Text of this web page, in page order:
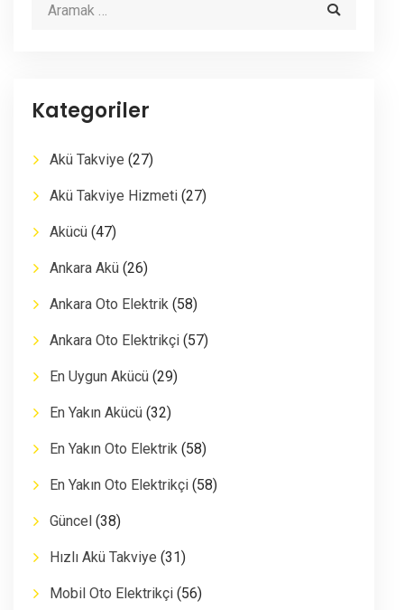
Kategoriler
Akü Takviye (27)
Akü Takviye Hizmeti (27)
Akücü (47)
Ankara Akü (26)
Ankara Oto Elektrik (58)
Ankara Oto Elektrikçi (57)
En Uygun Akücü (29)
En Yakın Akücü (32)
En Yakın Oto Elektrik (58)
En Yakın Oto Elektrikçi (58)
Güncel (38)
Hızlı Akü Takviye (31)
Mobil Oto Elektrikçi (56)